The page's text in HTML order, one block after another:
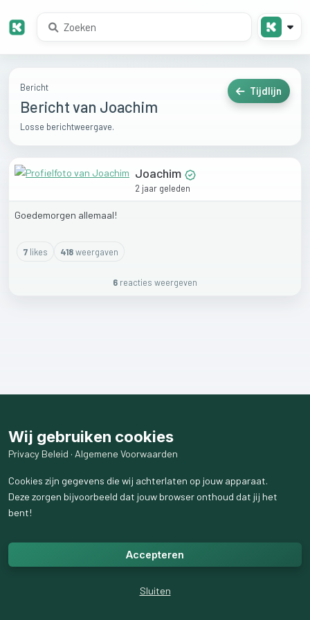
Bericht
Bericht van Joachim
Losse berichtweergave.
Tijdlijn
Joachim
2 jaar geleden
Goedemorgen allemaal!
7likes 418weergaven
6 reacties weergeven
Wij gebruiken cookies
Privacy Beleid · Algemene Voorwaarden
Cookies zijn gegevens die wij achterlaten op jouw apparaat.
Deze zorgen bijvoorbeeld dat jouw browser onthoud dat jij het
bent!
Accepteren
Sluiten